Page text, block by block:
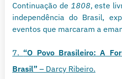
Continuação de 1808, este
independência do Brasil,
eventos que marcaram a
7. “O Povo Brasileiro: A
Brasil” – Darcy Ribeiro.